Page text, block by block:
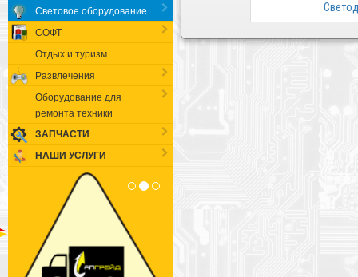
Световое оборудование
СОФТ
Отдых и туризм
Развлечения
Оборудование для
ремонта техники
ЗАПЧАСТИ
НАШИ УСЛУГИ